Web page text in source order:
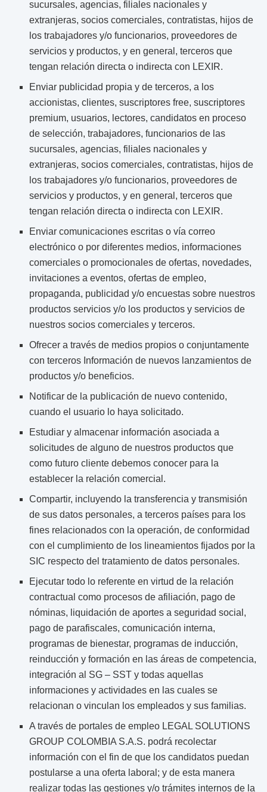
sucursales, agencias, filiales nacionales y
extranjeras, socios comerciales, contratistas, hijos de
los trabajadores y/o funcionarios, proveedores de
servicios y productos, y en general, terceros que
tengan relación directa o indirecta con LEXIR.
Enviar publicidad propia y de terceros, a los
accionistas, clientes, suscriptores free, suscriptores
premium, usuarios, lectores, candidatos en proceso
de selección, trabajadores, funcionarios de las
sucursales, agencias, filiales nacionales y
extranjeras, socios comerciales, contratistas, hijos de
los trabajadores y/o funcionarios, proveedores de
servicios y productos, y en general, terceros que
tengan relación directa o indirecta con LEXIR.
Enviar comunicaciones escritas o vía correo
electrónico o por diferentes medios, informaciones
comerciales o promocionales de ofertas, novedades,
invitaciones a eventos, ofertas de empleo,
propaganda, publicidad y/o encuestas sobre nuestros
productos servicios y/o los productos y servicios de
nuestros socios comerciales y terceros.
Ofrecer a través de medios propios o conjuntamente
con terceros Información de nuevos lanzamientos de
productos y/o beneficios.
Notificar de la publicación de nuevo contenido,
cuando el usuario lo haya solicitado.
Estudiar y almacenar información asociada a
solicitudes de alguno de nuestros productos que
como futuro cliente debemos conocer para la
establecer la relación comercial.
Compartir, incluyendo la transferencia y transmisión
de sus datos personales, a terceros países para los
fines relacionados con la operación, de conformidad
con el cumplimiento de los lineamientos fijados por la
SIC respecto del tratamiento de datos personales.
Ejecutar todo lo referente en virtud de la relación
contractual como procesos de afiliación, pago de
nóminas, liquidación de aportes a seguridad social,
pago de parafiscales, comunicación interna,
programas de bienestar, programas de inducción,
reinducción y formación en las áreas de competencia,
integración al SG – SST y todas aquellas
informaciones y actividades en las cuales se
relacionan o vinculan los empleados y sus familias.
A través de portales de empleo LEGAL SOLUTIONS
GROUP COLOMBIA S.A.S. podrá recolectar
información con el fin de que los candidatos puedan
postularse a una oferta laboral; y de esta manera
realizar todas las gestiones y/o trámites internos de la